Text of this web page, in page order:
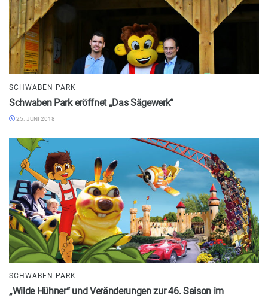
SCHWABEN PARK
Schwaben Park eröffnet „Das Sägewerk“
25. JUNI 2018
SCHWABEN PARK
„Wilde Hühner“ und Veränderungen zur 46. Saison im